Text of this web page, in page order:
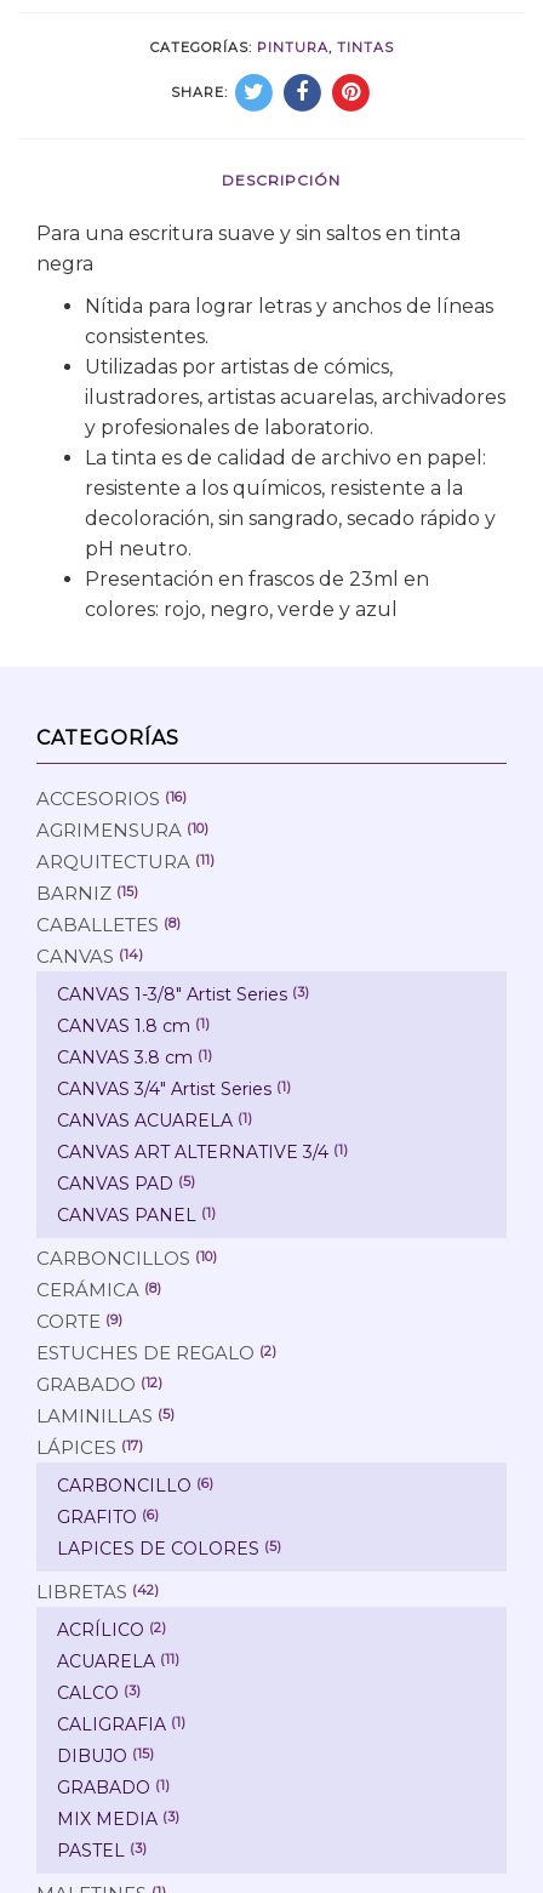
CATEGORÍAS: PINTURA, TINTAS
SHARE:
DESCRIPCIÓN
Para una escritura suave y sin saltos en tinta
negra
Nítida para lograr letras y anchos de líneas
consistentes.
Utilizadas por artistas de cómics,
ilustradores, artistas acuarelas, archivadores
y profesionales de laboratorio.
La tinta es de calidad de archivo en papel:
resistente a los químicos, resistente a la
decoloración, sin sangrado, secado rápido y
pH neutro.
Presentación en frascos de 23ml en
colores: rojo, negro, verde y azul
CATEGORÍAS
ACCESORIOS (16)
AGRIMENSURA (10)
ARQUITECTURA (11)
BARNIZ (15)
CABALLETES (8)
CANVAS (14)
CANVAS 1-3/8" Artist Series (3)
CANVAS 1.8 cm (1)
CANVAS 3.8 cm (1)
CANVAS 3/4" Artist Series (1)
CANVAS ACUARELA (1)
CANVAS ART ALTERNATIVE 3/4 (1)
CANVAS PAD (5)
CANVAS PANEL (1)
CARBONCILLOS (10)
CERÁMICA (8)
CORTE (9)
ESTUCHES DE REGALO (2)
GRABADO (12)
LAMINILLAS (5)
LÁPICES (17)
CARBONCILLO (6)
GRAFITO (6)
LAPICES DE COLORES (5)
LIBRETAS (42)
ACRÍLICO (2)
ACUARELA (11)
CALCO (3)
CALIGRAFIA (1)
DIBUJO (15)
GRABADO (1)
MIX MEDIA (3)
PASTEL (3)